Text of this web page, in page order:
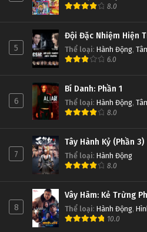
8.0
5
Đội Đặc Nhiệm Hiện
Thể loại: Hành Động,
6.0
6
Bí Danh: Phần 1
Thể loại: Hành Động,
8.0
7
Tây Hành Kỷ (Phần 3)
Thể loại: Hành Động
8.0
8
Vây Hãm: Kẻ Trừng
Thể loại: Hành Động,
10.0